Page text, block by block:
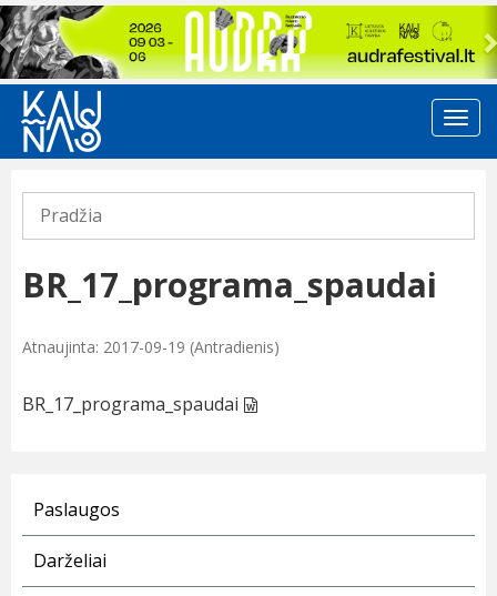
Previous
Pradžia
BR_17_programa_spaudai
Atnaujinta: 2017-09-19 (Antradienis)
BR_17_programa_spaudai
Paslaugos
Darželiai